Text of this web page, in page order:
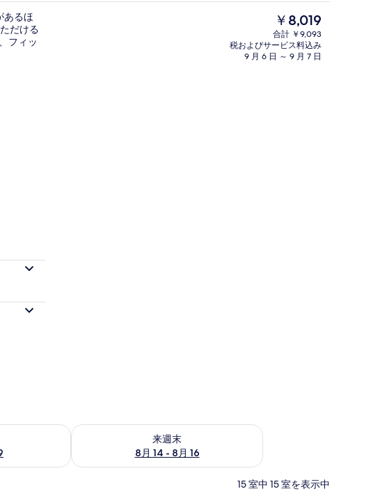
ビーチ / オーシャン ビュー
あるほ
だける
フィッ
現
在
の
料
￥8,019
合計 ￥9,093
税およびサービス料込み
9 月 6 日 ～ 9 月 7 日
状況をチェック
来週末
8月 14 - 8月 16
来週末 8月 14 - 8月 16 の空室状況をチェック
15 室中 15 室を表示中